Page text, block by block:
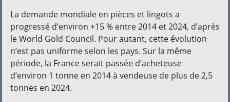
La demande mondiale en pièces et lingots a
progressé d’environ +15 % entre 2014 et 2024, d’après
le World Gold Council. Pour autant, cette évolution
n’est pas uniforme selon les pays. Sur la même
période, la France serait passée d’acheteuse
d’environ 1 tonne en 2014 à vendeuse de plus de 2,5
tonnes en 2024.